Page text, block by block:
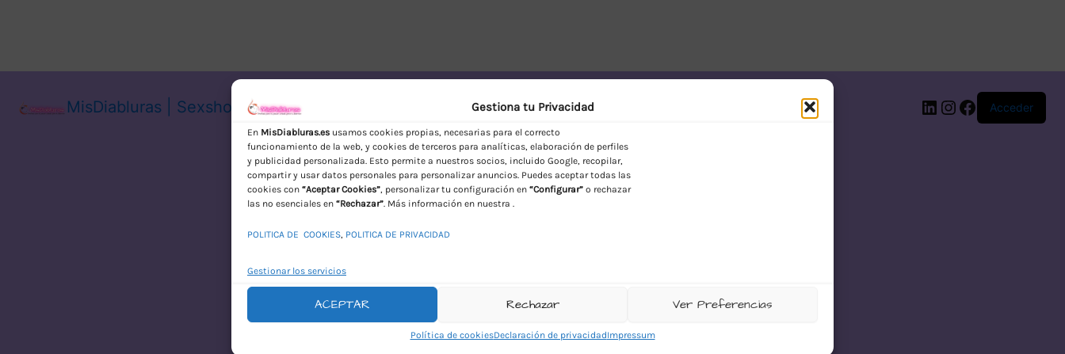
Gestiona tu Privacidad
En MisDiabluras.es usamos cookies propias, necesarias para el correcto
funcionamiento de la web, y cookies de terceros para analíticas, elaboración de perfiles
y publicidad personalizada. Esto permite a nuestros socios, incluido Google, recopilar,
compartir y usar datos personales para personalizar anuncios. Puedes aceptar todas las
cookies con “Aceptar Cookies”, personalizar tu configuración en “Configurar” o rechazar
las no esenciales en “Rechazar”. Más información en nuestra .
POLITICA DE COOKIES, POLITICA DE PRIVACIDAD
Gestionar los servicios
ACEPTAR Rechazar Ver Preferencias
Política de cookiesDeclaración de privacidadImpressum
MisDiabluras | Sexshop Online con Envío Discreto en España
LinkedIn
Instagram
Facebook
Acceder